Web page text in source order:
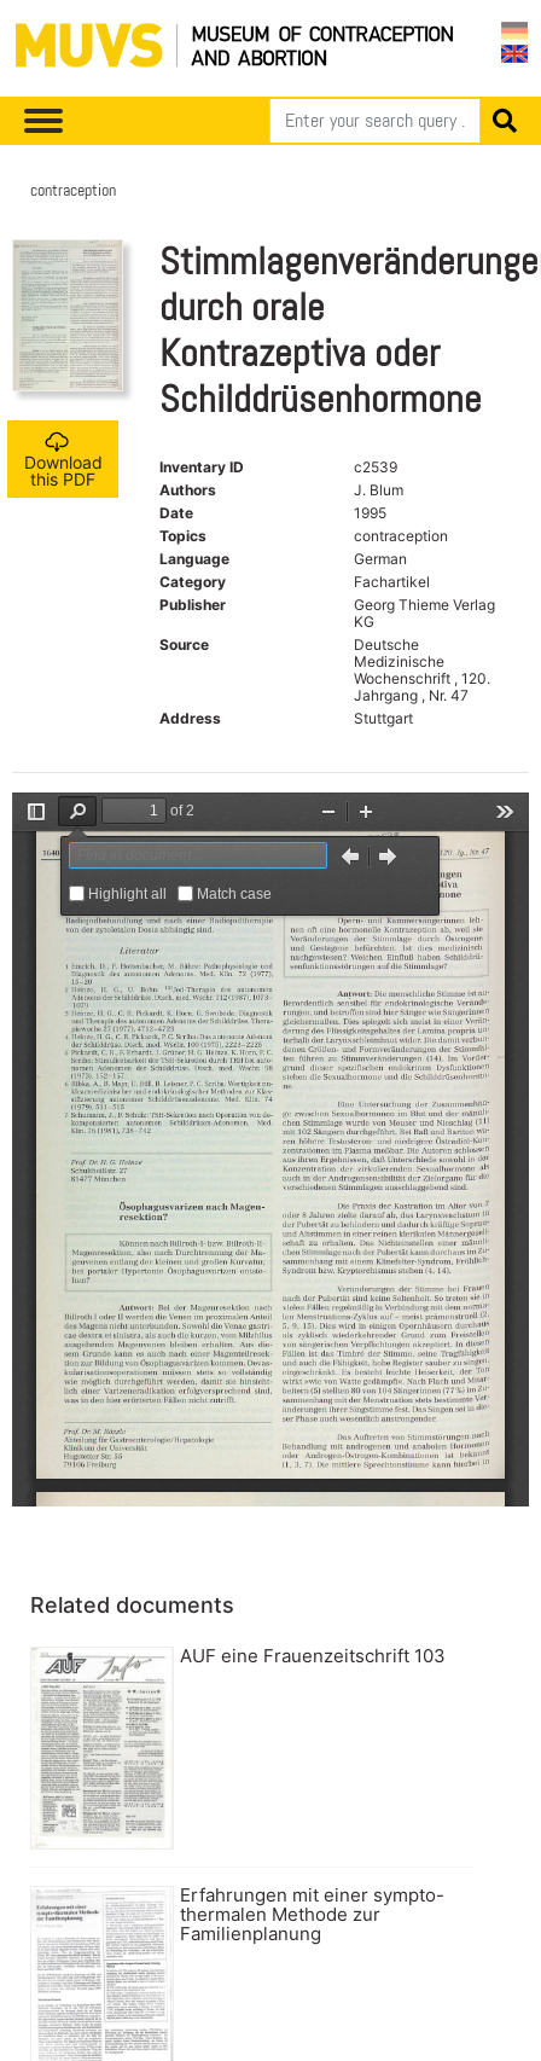
contraception
Download
this PDF
durch orale
Kontrazeptiva oder
Schilddrüsenhormone
Inventary ID
c2539
Authors
J. Blum
Date
1995
Topics
contraception
Language
German
Category
Fachartikel
Publisher
Georg Thieme Verlag
KG
Source
Deutsche
Medizinische
Wochenschrift , 120.
Jahrgang , Nr. 47
Address
Stuttgart
Related documents
AUF eine Frauenzeitschrift 103
Erfahrungen mit einer sympto-
thermalen Methode zur
Familienplanung